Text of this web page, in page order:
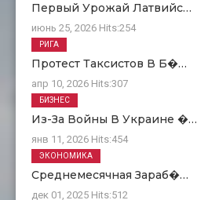
Первый Урожай Латвийс…
июнь 25, 2026 Hits:254
Протест Таксистов В Б�…
апр 10, 2026 Hits:307
РИГА
Из-За Войны В Украине �…
янв 11, 2026 Hits:454
БИЗНЕС
Среднемесячная Зараб�…
дек 01, 2025 Hits:512
ЭКОНОМИКА